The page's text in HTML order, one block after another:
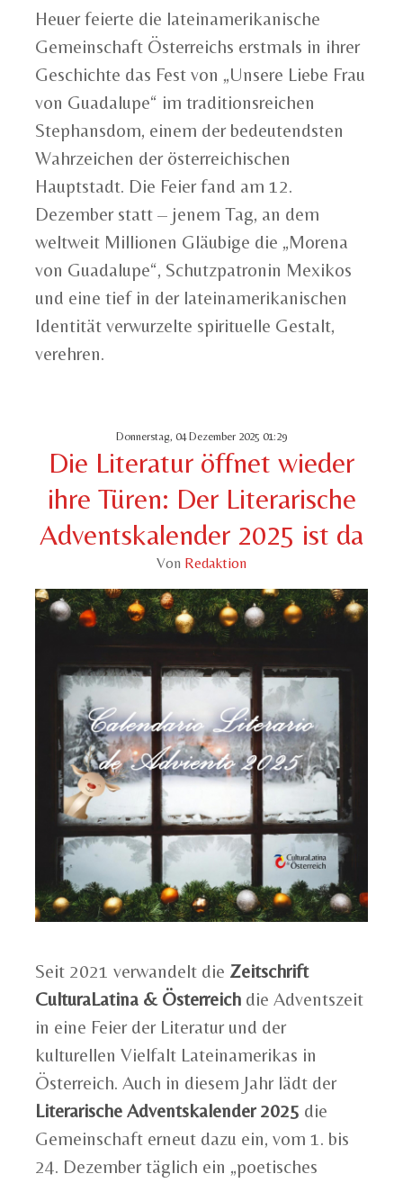
Heuer feierte die lateinamerikanische
Gemeinschaft Österreichs erstmals in ihrer
Geschichte das Fest von „Unsere Liebe Frau
von Guadalupe“ im traditionsreichen
Stephansdom, einem der bedeutendsten
Wahrzeichen der österreichischen
Hauptstadt. Die Feier fand am 12.
Dezember statt – jenem Tag, an dem
weltweit Millionen Gläubige die „Morena
von Guadalupe“, Schutzpatronin Mexikos
und eine tief in der lateinamerikanischen
Identität verwurzelte spirituelle Gestalt,
verehren.
Donnerstag, 04 Dezember 2025 01:29
Die Literatur öffnet wieder
ihre Türen: Der Literarische
Adventskalender 2025 ist da
Von Redaktion
Seit 2021 verwandelt die Zeitschrift
CulturaLatina & Österreich die Adventszeit
in eine Feier der Literatur und der
kulturellen Vielfalt Lateinamerikas in
Österreich. Auch in diesem Jahr lädt der
Literarische Adventskalender 2025 die
Gemeinschaft erneut dazu ein, vom 1. bis
24. Dezember täglich ein „poetisches